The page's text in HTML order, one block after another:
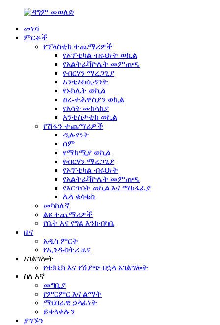
መነሻ
ምርቶች
የፕላስቲክ ተጨማሪዎች
የኦፕቲካል ብሩህነት ወኪል
የአልትራቫዮሌት መምጠጫ
የብርሃን ማረጋጊያ
አንቲኦክሲዳንት
የኑክሌት ወኪል
ፀረ-ተሕዋስያን ወኪል
የእሳት መከላከያ
አንቲስታቲክ ወኪል
የሽፋን ተጨማሪዎች
ዲሉየንት
ሰም
የማከሚያ ወኪል
የብርሃን ማረጋጊያ
የኦፕቲካል ብሩህነት
የአልትራቫዮሌት መምጠጫ
የእርጥበት ወኪል እና ማከፋፈያ
ሌላ ቁሳቁስ
መካከለኛ
ልዩ ተጨማሪዎች
የቤት እና የግል እንክብካቤ
ዜና
አዲስ ምርት
የኢንዱስትሪ ዜና
አገልግሎት
የቴክኒክ እና የሽያጭ በኋላ አገልግሎት
ስለ እኛ
መግቢያ
የምርምር እና ልማት
ማህበራዊ ኃላፊነት
ይቀላቀሉን
ያግኙን